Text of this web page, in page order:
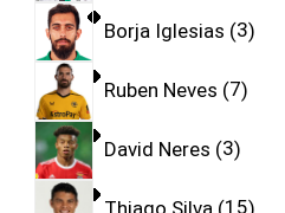
Borja Iglesias 3
Ruben Neves 7
David Neres 3
Thiago Silva 15